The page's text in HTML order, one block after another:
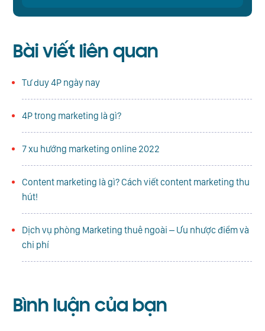
Bài viết liên quan
Tư duy 4P ngày nay
4P trong marketing là gì?
7 xu hướng marketing online 2022
Content marketing là gì? Cách viết content marketing thu
hút!
Dịch vụ phòng Marketing thuê ngoài – Ưu nhược điểm và
chi phí
Bình luậncủa bạn